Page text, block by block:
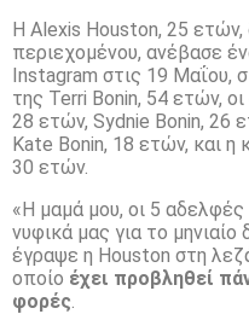
Η Alexis Houston, 25
περιεχομένου, ανέβασε
Instagram στις 19 Μαΐου,
της Terri Bonin, 54 ετών,
28 ετών, Sydnie Bonin, 26
Kate Bonin, 18 ετών, και η
30 ετών.
«Η μαμά μου, οι 5
νυφικά μας για το
έγραψε η Houston στη
οποίο έχει προβληθεί
φορές